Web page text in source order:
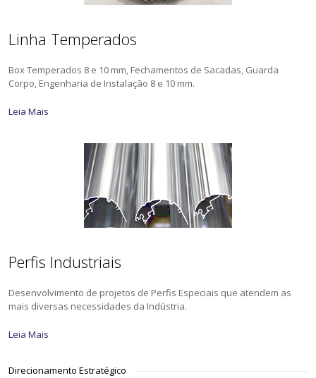
Linha Temperados
Box Temperados 8 e 10 mm, Fechamentos de Sacadas, Guarda
Corpo, Engenharia de Instalação 8 e 10 mm.
Leia Mais
Perfis Industriais
Desenvolvimento de projetos de Perfis Especiais que atendem as
mais diversas necessidades da Indústria.
Leia Mais
Direcionamento Estratégico